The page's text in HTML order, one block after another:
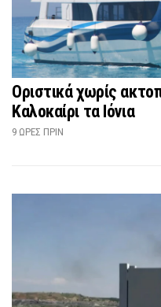
Οριστικά χωρίς
Καλοκαίρι τα Ιόνια
9 ΏΡΕΣ ΠΡΙΝ